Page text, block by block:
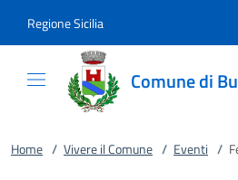
Regione Sicilia
Comune di
Home / Vivere il Comune / Eventi /